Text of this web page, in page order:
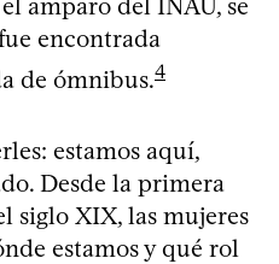
amparo del INAU, se
encontrada
de ómnibus.4
estamos aquí,
Desde la primera
siglo XIX, las mujeres
estamos y qué rol